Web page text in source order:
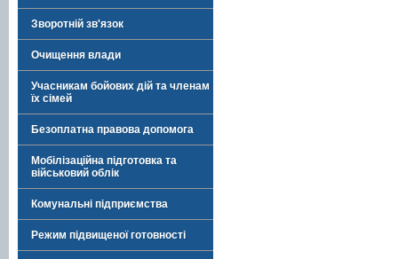
Зворотній зв'язок
Очищення влади
Учасникам бойових дій та членам
їх сімей
Безоплатна правова допомога
Мобілізаційна підготовка та
військовий облік
Комунальні підприємства
Режим підвищеної готовності